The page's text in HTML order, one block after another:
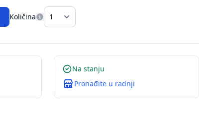
Količina
Na stanju
Pronađite u radnji